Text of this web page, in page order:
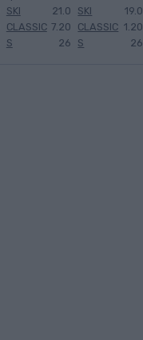
SKI
CLASSIC
S
21.0
7.20
26
SKI
CLASSIC
S
19.0
1.20
26